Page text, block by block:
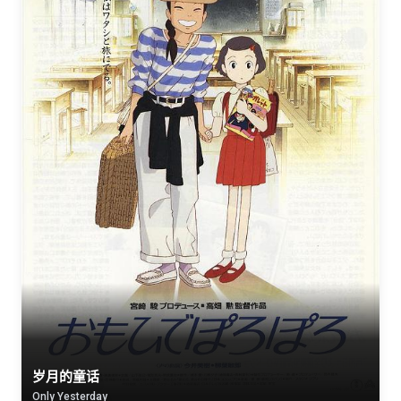
岁月的童话
Only Yesterday